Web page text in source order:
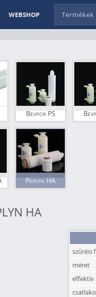
WEBSHOP
Bevpor PS
Peplyn HA
HA
szűrési
méret
effektív